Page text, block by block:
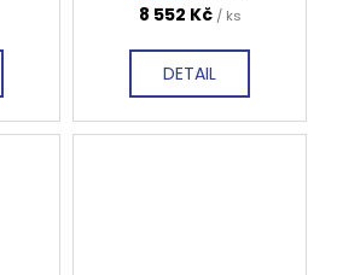
8 552 Kč / ks
DETAIL